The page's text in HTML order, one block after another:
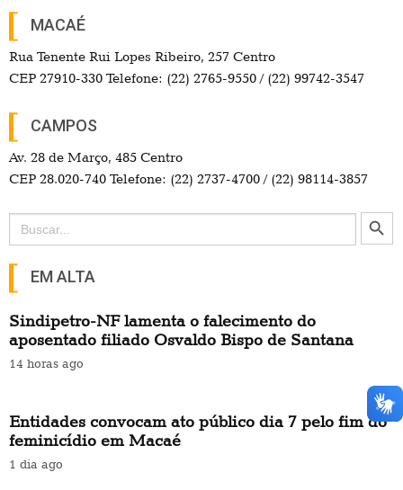
MACAÉ
Rua Tenente Rui Lopes Ribeiro, 257 Centro
CEP 27910-330 Telefone: (22) 2765-9550 / (22) 99742-3547
CAMPOS
Av. 28 de Março, 485 Centro
CEP 28.020-740 Telefone: (22) 2737-4700 / (22) 98114-3857
Search
for:
Search Button
EM ALTA
Sindipetro-NF lamenta o falecimento do
aposentado filiado Osvaldo Bispo de Santana
14 horas ago
Entidades convocam ato público dia 7 pelo fim do
feminicídio em Macaé
1 dia ago